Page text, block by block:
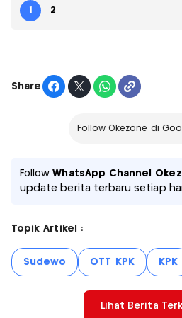
1 2
Share
Follow Okezone di
FollowWhatsApp Channel
update berita terbaru setiap
Topik Artikel :
Sudewo OTT KPK KPK
Lihat Berita